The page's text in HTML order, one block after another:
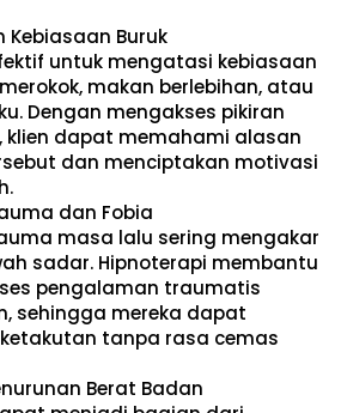
Kebiasaan Buruk
untuk mengatasi kebiasaan
makan berlebihan, atau
Dengan mengakses pikiran
klien dapat memahami alasan
dan menciptakan motivasi
dan Fobia
masa lalu sering mengakar
sadar. Hipnoterapi membantu
pengalaman traumatis
sehingga mereka dapat
tanpa rasa cemas
Berat Badan